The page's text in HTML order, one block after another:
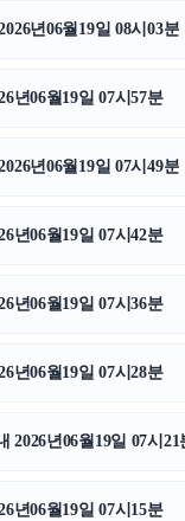
년06월19일 08시03분
년06월19일 07시57분
년06월19일 07시49분
년06월19일 07시42분
년06월19일 07시36분
년06월19일 07시28분
2026년06월19일 07시21
년06월19일 07시15분